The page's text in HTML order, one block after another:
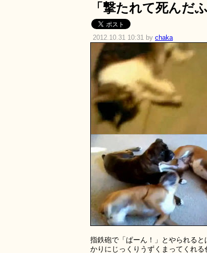
「撃たれて死んだ
2012.10.31 10:31 by chaka
指鉄砲で「ぱーん！」とやられ
かりにじっくりうずくまってくれ